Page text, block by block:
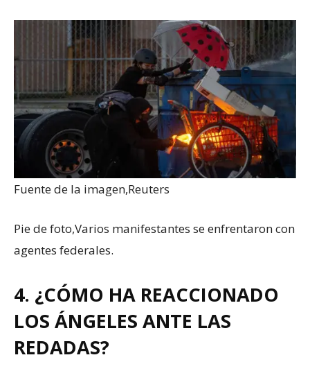
Fuente de la imagen,Reuters
Pie de foto,Varios manifestantes se enfrentaron con
agentes federales.
4. ¿CÓMO HA REACCIONADO
LOS ÁNGELES ANTE LAS
REDADAS?